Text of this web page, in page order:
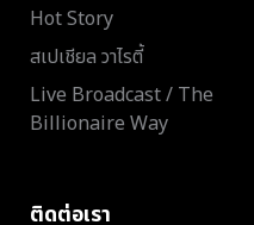
Hot Story
สเปเชียล วาไรตี้
Live Broadcast / The
Billionaire Way
ติดต่อเรา